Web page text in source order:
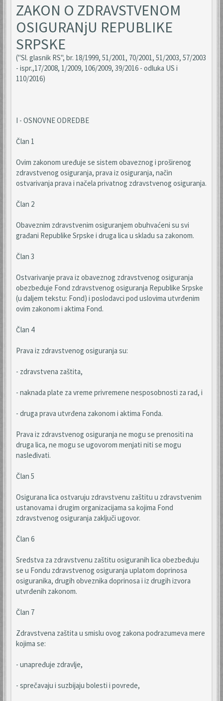
ZAKON O ZDRAVSTVENOM
OSIGURANjU REPUBLIKE
SRPSKE
("Sl. glasnik RS", br. 18/1999, 51/2001, 70/2001, 51/2003, 57/2003
- ispr.,17/2008, 1/2009, 106/2009, 39/2016 - odluka US i
110/2016)
I - OSNOVNE ODREDBE
Član 1
Ovim zakonom uređuje se sistem obaveznog i proširenog
zdravstvenog osiguranja, prava iz osiguranja, način
ostvarivanja prava i načela privatnog zdravstvenog osiguranja.
Član 2
Obaveznim zdravstvenim osiguranjem obuhvaćeni su svi
građani Republike Srpske i druga lica u skladu sa zakonom.
Član 3
Ostvarivanje prava iz obaveznog zdravstvenog osiguranja
obezbeđuje Fond zdravstvenog osiguranja Republike Srpske
(u daljem tekstu: Fond) i poslodavci pod uslovima utvrđenim
ovim zakonom i aktima Fond.
Član 4
Prava iz zdravstvenog osiguranja su:
- zdravstvena zaštita,
- naknada plate za vreme privremene nesposobnosti za rad, i
- druga prava utvrđena zakonom i aktima Fonda.
Prava iz zdravstvenog osiguranja ne mogu se prenositi na
druga lica, ne mogu se ugovorom menjati niti se mogu
nasleđivati.
Član 5
Osigurana lica ostvaruju zdravstvenu zaštitu u zdravstvenim
ustanovama i drugim organizacijama sa kojima Fond
zdravstvenog osiguranja zaključi ugovor.
Član 6
Sredstva za zdravstvenu zaštitu osiguranih lica obezbeđuju
se u Fondu zdravstvenog osiguranja uplatom doprinosa
osiguranika, drugih obveznika doprinosa i iz drugih izvora
utvrđenih zakonom.
Član 7
Zdravstvena zaštita u smislu ovog zakona podrazumeva mere
kojima se:
- unapređuje zdravlje,
- sprečavaju i suzbijaju bolesti i povrede,